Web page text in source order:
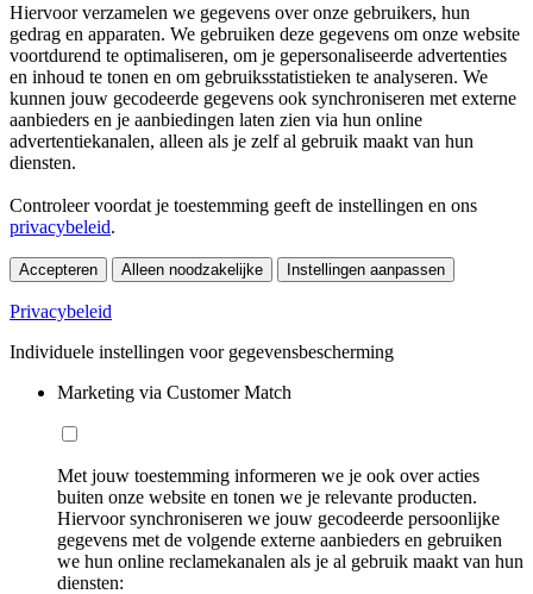
Hiervoor verzamelen we gegevens over onze gebruikers, hun
gedrag en apparaten. We gebruiken deze gegevens om onze website
voortdurend te optimaliseren, om je gepersonaliseerde advertenties
en inhoud te tonen en om gebruiksstatistieken te analyseren. We
kunnen jouw gecodeerde gegevens ook synchroniseren met externe
aanbieders en je aanbiedingen laten zien via hun online
advertentiekanalen, alleen als je zelf al gebruik maakt van hun
diensten.
Controleer voordat je toestemming geeft de instellingen en ons
privacybeleid.
Accepteren Alleen noodzakelijke Instellingen aanpassen
Privacybeleid
Individuele instellingen voor gegevensbescherming
Marketing via Customer Match
Met jouw toestemming informeren we je ook over acties
buiten onze website en tonen we je relevante producten.
Hiervoor synchroniseren we jouw gecodeerde persoonlijke
gegevens met de volgende externe aanbieders en gebruiken
we hun online reclamekanalen als je al gebruik maakt van hun
diensten: